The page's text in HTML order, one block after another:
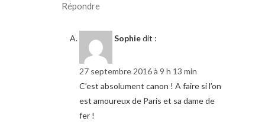
Répondre
Sophiedit :
27 septembre 2016 à 9 h 13 min
C’est absolument canon ! A faire si l’on
est amoureux de Paris et sa dame de
fer !